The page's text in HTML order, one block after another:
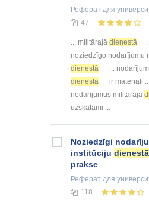
Реферат для
47
... militārajā dienestā
noziedzīgo nodarījumu
dienestā
...
dienestā
ir materiāli
nodarījumus militārajā
uzskatāmi ...
Noziedzīgi
institūciju dienestā
prakse
Реферат для
118